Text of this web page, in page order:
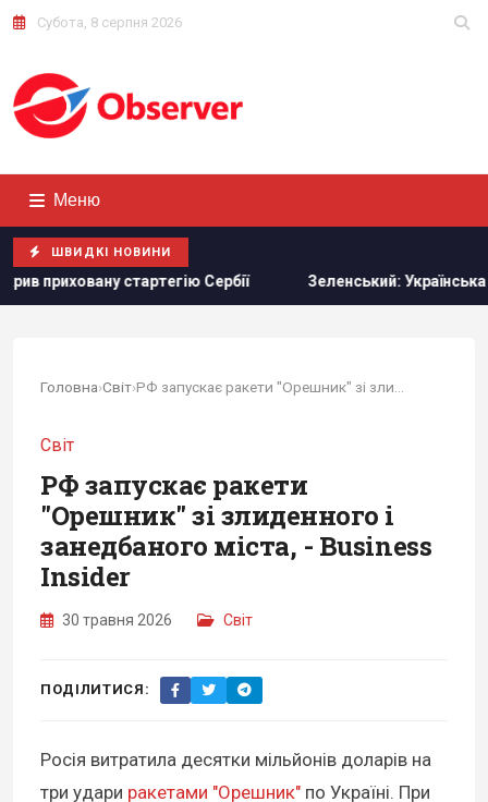
Субота, 8 серпня 2026
Меню
ШВИДКІ НОВИНИ
стартегію Сербії Зеленський: Українська оборонка
Головна›Світ›
Світ
РФ запускає ракети
"Орешник" зі злиденного і
занедбаного міста, - Business
Insider
30 травня 2026 Світ
ПОДІЛИТИСЯ:
Росія витратила десятки мільйонів доларів на
три удари ракетами "Орешник" по Україні. При